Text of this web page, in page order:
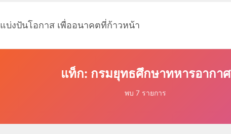
แบ่งปันโอกาส เพื่ออนาคตที่ก้าวหน้า
แท็ก: กรมยุทธศึกษาทหารอากาศ
พบ 7 รายการ